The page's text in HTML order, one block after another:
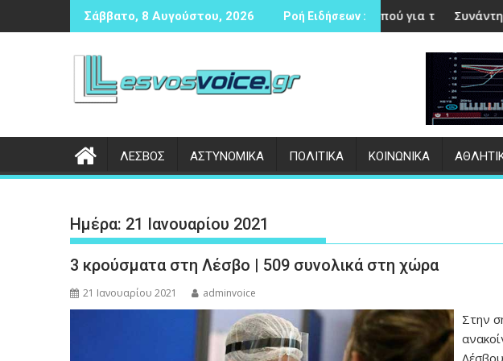
στο
Σάββατο, 8 Αυγούστου, 2026 Ροή Ειδήσεων :
Δικογραφία σε βάρος 23χρονου ημεδαπού για τροχαίο στην Πέτρα
Συνάντηση Κουφέλου -
ΛΕΣΒΟΣ ΑΣΤΥΝΟΜΙΚΑ ΠΟΛΙΤΙΚΑ ΚΟΙΝΩΝΙΚΑ
Ημέρα: 21 Ιανουαρίου 2021
3 κρούσματα στη Λέσβο | 509 συνολικά στη χώρα
21 Ιανουαρίου 2021 adminvoice
Στην